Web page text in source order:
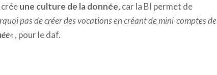
créeune culture de la donnée, car la BI permet de
pas de créer des vocations en créant de mini-comptes de
«, pour le daf.